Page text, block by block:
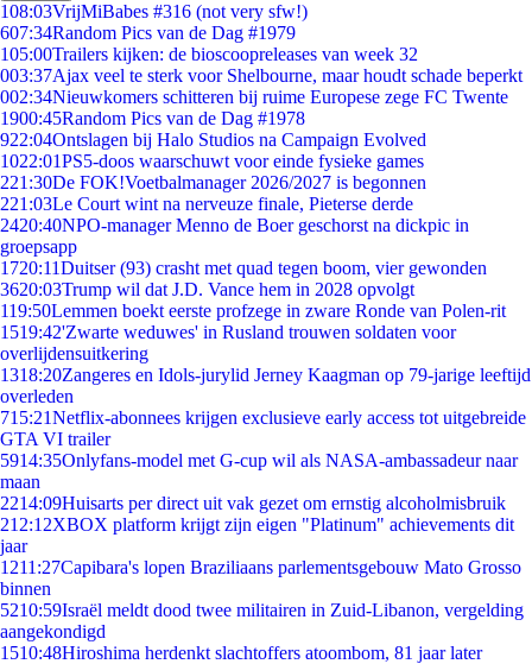
108:03VrijMiBabes #316 (not very sfw!)
607:34Random Pics van de Dag #1979
105:00Trailers kijken: de bioscoopreleases van week 32
003:37Ajax veel te sterk voor Shelbourne, maar houdt schade beperkt
002:34Nieuwkomers schitteren bij ruime Europese zege FC Twente
1900:45Random Pics van de Dag #1978
922:04Ontslagen bij Halo Studios na Campaign Evolved
1022:01PS5-doos waarschuwt voor einde fysieke games
221:30De FOK!Voetbalmanager 2026/2027 is begonnen
221:03Le Court wint na nerveuze finale, Pieterse derde
2420:40NPO-manager Menno de Boer geschorst na dickpic in
groepsapp
1720:11Duitser (93) crasht met quad tegen boom, vier gewonden
3620:03Trump wil dat J.D. Vance hem in 2028 opvolgt
119:50Lemmen boekt eerste profzege in zware Ronde van Polen-rit
1519:42'Zwarte weduwes' in Rusland trouwen soldaten voor
overlijdensuitkering
1318:20Zangeres en Idols-jurylid Jerney Kaagman op 79-jarige leeftijd
overleden
715:21Netflix-abonnees krijgen exclusieve early access tot uitgebreide
GTA VI trailer
5914:35Onlyfans-model met G-cup wil als NASA-ambassadeur naar
maan
2214:09Huisarts per direct uit vak gezet om ernstig alcoholmisbruik
212:12XBOX platform krijgt zijn eigen "Platinum" achievements dit
jaar
1211:27Capibara's lopen Braziliaans parlementsgebouw Mato Grosso
binnen
5210:59Israël meldt dood twee militairen in Zuid-Libanon, vergelding
aangekondigd
1510:48Hiroshima herdenkt slachtoffers atoombom, 81 jaar later